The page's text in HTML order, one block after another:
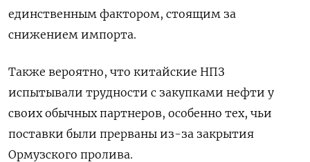
единственным фактором, стоящим за
снижением импорта.
Также вероятно, что китайские НПЗ
испытывали трудности с закупками нефти у ​
своих обычных партнеров, особенно тех, чьи
поставки ​были прерваны из-за закрытия
Ормузского ‌пролива.